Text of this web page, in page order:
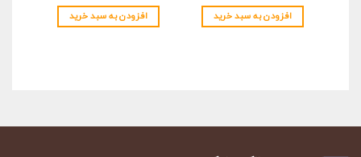
افزودن به سبد خرید افزودن به سبد خرید